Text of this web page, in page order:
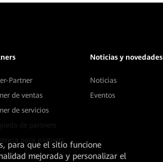
Partner
de ventas
de servicios
para partners
de recursos
Noticias y novedades
Noticias
Eventos
para que el sitio funcione
mejorada y personalizar el